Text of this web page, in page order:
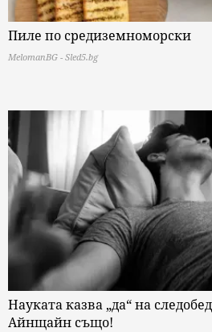
Пиле по средиземноморски
MelomanBG - Sled5.bg
Науката казва „да“ на
Айнщайн също!